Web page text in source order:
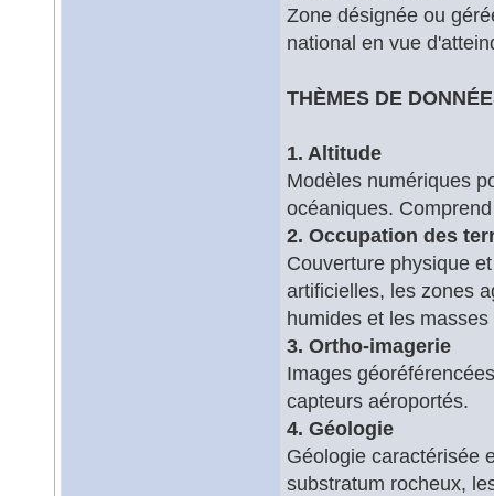
Zone désignée ou
national en vue
THÈMES DE
1. Altitude
Modèles numériques
océaniques.
2. Occupation des
Couverture physique
artificielles, les zones
humides et les masses
3. Ortho-imagerie
Images
capteurs aéroportés.
4. Géologie
Géologie caractérisée
substratum rocheux,